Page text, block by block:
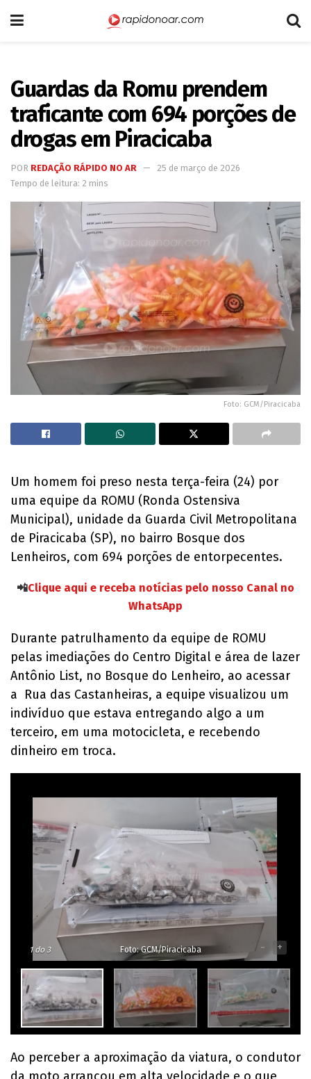
Guardas da Romu prendem
traficante com 694 porções de
drogas em Piracicaba
POR REDAÇÃO RÁPIDO NO AR
25 de março de 2026
Tempo de leitura: 2 mins
Foto: GCM/Piracicaba
Um homem foi preso nesta terça-feira (24) por
uma equipe da ROMU (Ronda Ostensiva
Municipal), unidade da Guarda Civil Metropolitana
de Piracicaba (SP), no bairro Bosque dos
Lenheiros, com 694 porções de entorpecentes.
📲Clique aqui e receba notícias pelo nosso Canal no
WhatsApp
Durante patrulhamento da equipe de ROMU
pelas imediações do Centro Digital e área de lazer
Antônio List, no Bosque do Lenheiro, ao acessar
a Rua das Castanheiras, a equipe visualizou um
indivíduo que estava entregando algo a um
terceiro, em uma motocicleta, e recebendo
dinheiro em troca.
1do 3 Foto: GCM/Piracicaba - +
Ao perceber a aproximação da viatura, o condutor